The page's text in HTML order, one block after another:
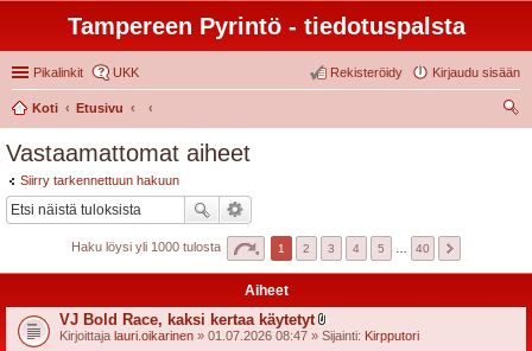
Tampereen Pyrintö - tiedotuspalsta
Pikalinkit UKK Kirjaudu sisään
Rekisteröidy
Koti
Etusivu
Vastaamattomat aiheet
Siirry tarkennettuun hakuun
Haku löysi yli 1000 tulosta 1 2 3 4 5 40
Aiheet
VJ Bold Race, kaksi kertaa käytetyt
l
Kirjoittaja lauri.oikarinen » 01.07.2026 08:47 » Sijainti: Kirpputori